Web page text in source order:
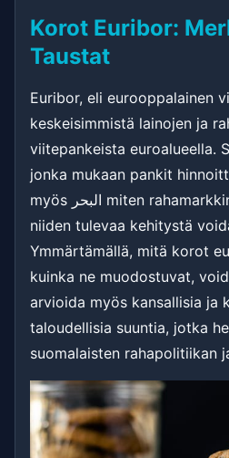
Korot Euribor:
Taustat
Euribor, eli eurooppalainen
keskeisimmistä lainojen ja
viitepankeista euroalueella.
jonka mukaan pankit
myös البحر miten rahamarkkinat toimivat ja kuinka
niiden tulevaa kehitystä
Ymmärtämällä, mitä korot
kuinka ne muodostuvat,
arvioida myös kansallisia ja
taloudellisia suuntia, jotka
suomalaisten rahapolitiikan